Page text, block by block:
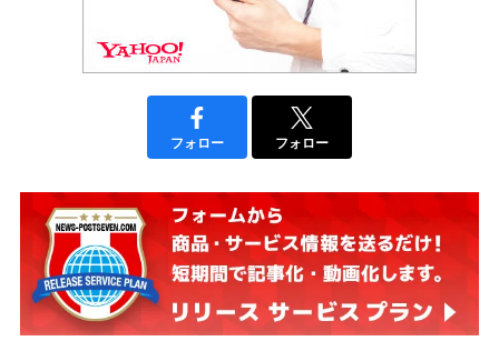
フォロー フォロー